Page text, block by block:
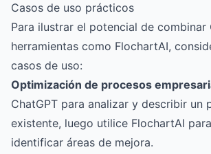
Casos de uso prácticos
Para ilustrar el potencial de combinar
herramientas como FlochartAI,
casos de uso:
Optimización de procesos
ChatGPT para analizar y describir un
existente, luego utilice FlochartAI
identificar áreas de mejora.